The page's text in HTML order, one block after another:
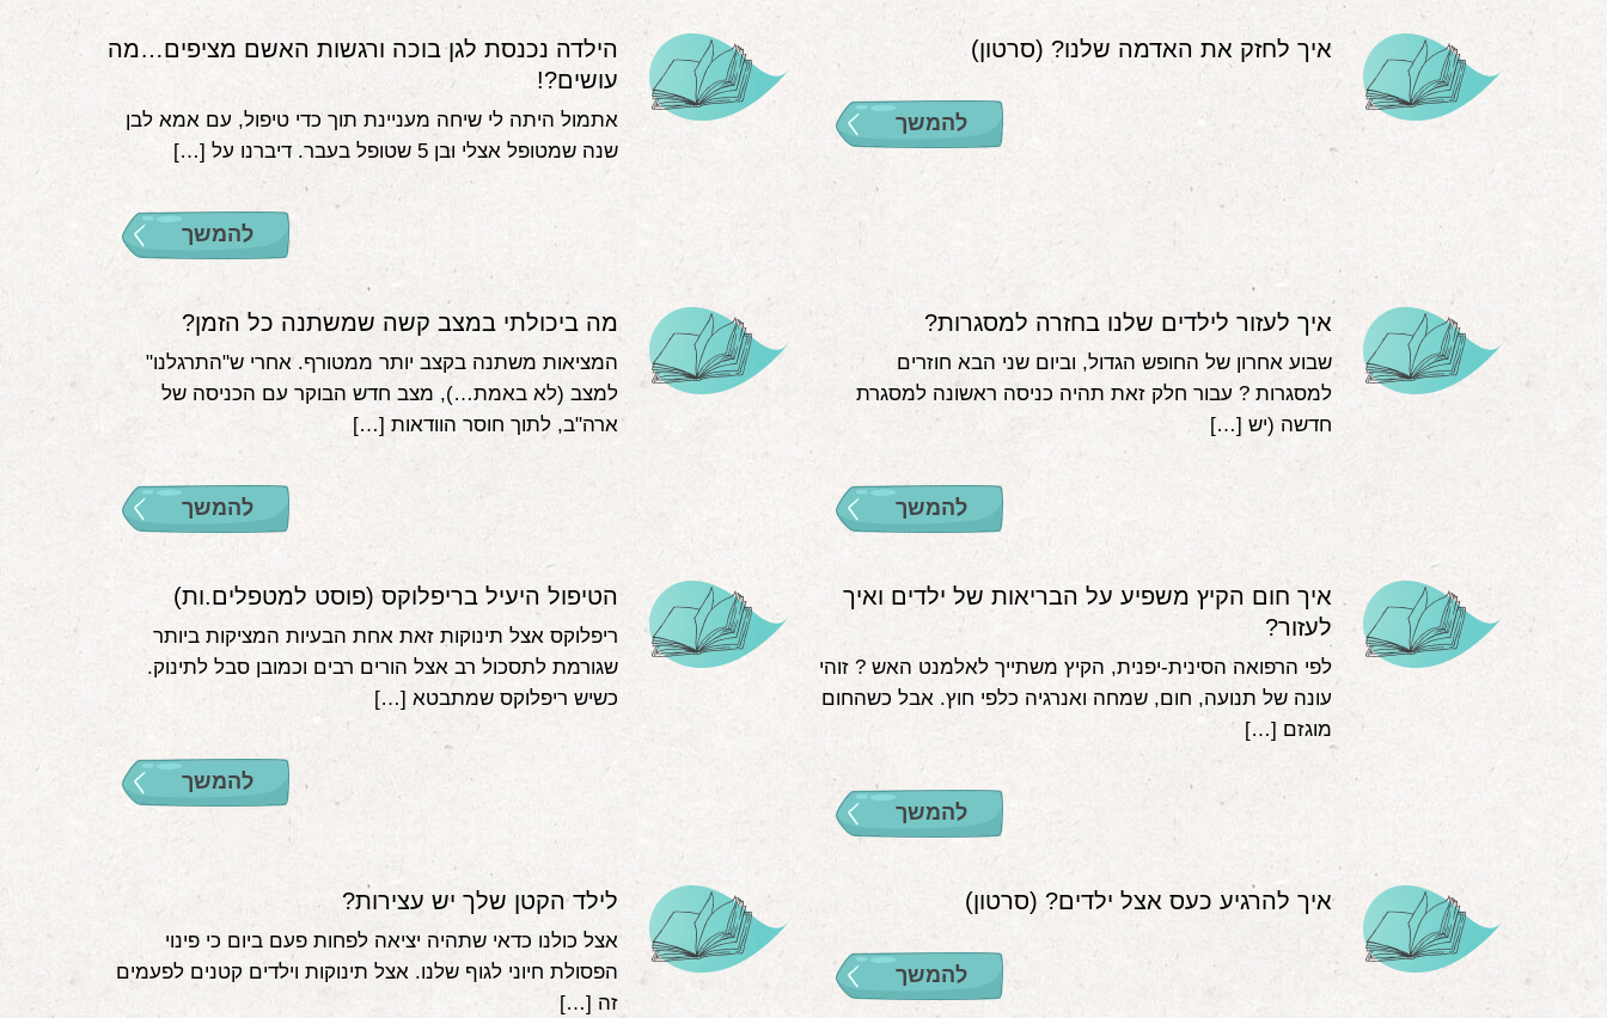
איך לחזק את האדמה שלנו? (סרטון)
להמשך
הילדה נכנסת לגן בוכה ורגשות האשם מציפים…מה
עושים?!
אתמול היתה לי שיחה מעניינת תוך כדי טיפול, עם אמא לבן
שנה שמטופל אצלי ובן 5 שטופל בעבר. דיברנו על […]
להמשך
איך לעזור לילדים שלנו בחזרה למסגרות?
שבוע אחרון של החופש הגדול, וביום שני הבא חוזרים
למסגרות ? עבור חלק זאת תהיה כניסה ראשונה למסגרת
חדשה (יש […]
להמשך
מה ביכולתי במצב קשה שמשתנה כל הזמן?
המציאות משתנה בקצב יותר ממטורף. אחרי ש"התרגלנו"
למצב (לא באמת…), מצב חדש הבוקר עם הכניסה של
ארה"ב, לתוך חוסר הוודאות […]
להמשך
איך חום הקיץ משפיע על הבריאות של ילדים ואיך
לעזור?
לפי הרפואה הסינית-יפנית, הקיץ משתייך לאלמנט האש ? זוהי
עונה של תנועה, חום, שמחה ואנרגיה כלפי חוץ. אבל כשהחום
מוגזם […]
להמשך
הטיפול היעיל בריפלוקס (פוסט למטפלים.ות)
ריפלוקס אצל תינוקות זאת אחת הבעיות המציקות ביותר
שגורמת לתסכול רב אצל הורים רבים וכמובן סבל לתינוק.
כשיש ריפלוקס שמתבטא […]
להמשך
איך להרגיע כעס אצל ילדים? (סרטון)
להמשך
לילד הקטן שלך יש עצירות?
אצל כולנו כדאי שתהיה יציאה לפחות פעם ביום כי פינוי
הפסולת חיוני לגוף שלנו. אצל תינוקות וילדים קטנים לפעמים
זה […]